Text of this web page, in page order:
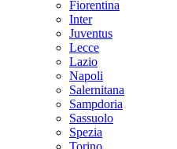
Fiorentina
Inter
Juventus
Lecce
Lazio
Napoli
Salernitana
Sampdoria
Sassuolo
Spezia
Torino